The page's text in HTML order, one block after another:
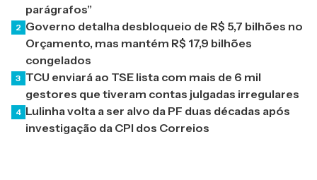
parágrafos”
2 Governo detalha desbloqueio de R$ 5,7 bilhões no
Orçamento, mas mantém R$ 17,9 bilhões
congelados
3 TCU enviará ao TSE lista com mais de 6 mil
gestores que tiveram contas julgadas irregulares
4 Lulinha volta a ser alvo da PF duas décadas após
investigação da CPI dos Correios